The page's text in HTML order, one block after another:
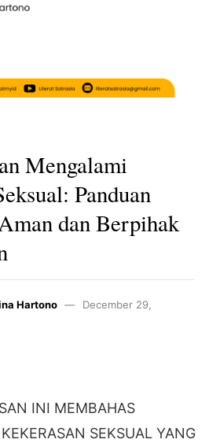
Mengalami
Panduan
dan Berpihak
Hartono
December 29,
INI MEMBAHAS
SEKSUAL YANG